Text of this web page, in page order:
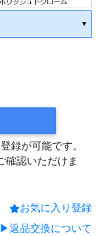
録が可能です。
確認いただけま
お気に入り登録
▶返品交換について